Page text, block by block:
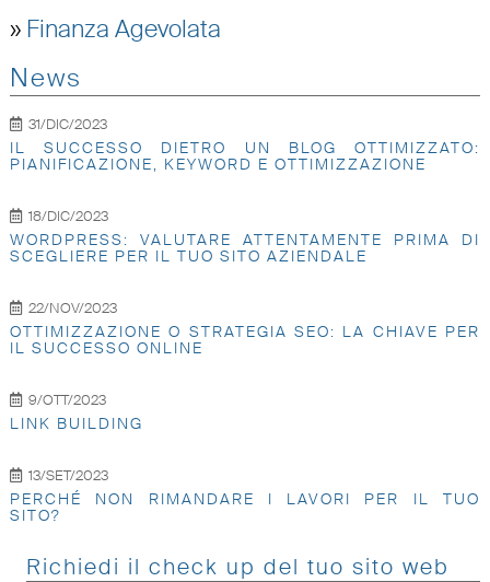
» Finanza Agevolata
News
31/DIC/2023
IL SUCCESSO DIETRO UN BLOG OTTIMIZZATO:
PIANIFICAZIONE, KEYWORD E OTTIMIZZAZIONE
18/DIC/2023
WORDPRESS: VALUTARE ATTENTAMENTE PRIMA DI
SCEGLIERE PER IL TUO SITO AZIENDALE
22/NOV/2023
OTTIMIZZAZIONE O STRATEGIA SEO: LA CHIAVE PER
IL SUCCESSO ONLINE
9/OTT/2023
LINK BUILDING
13/SET/2023
PERCHÉ NON RIMANDARE I LAVORI PER IL TUO
SITO?
Richiedi il check up del tuo sito web